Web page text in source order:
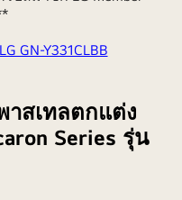
GN-Y331CLBB
าสเทลตกแต่ง
Series รุ่น